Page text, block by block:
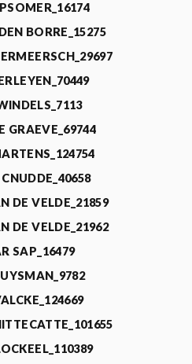
BORRE_15275
GRAEVE_69744
DE VELDE_21859
DE VELDE_21962
SAP_16479